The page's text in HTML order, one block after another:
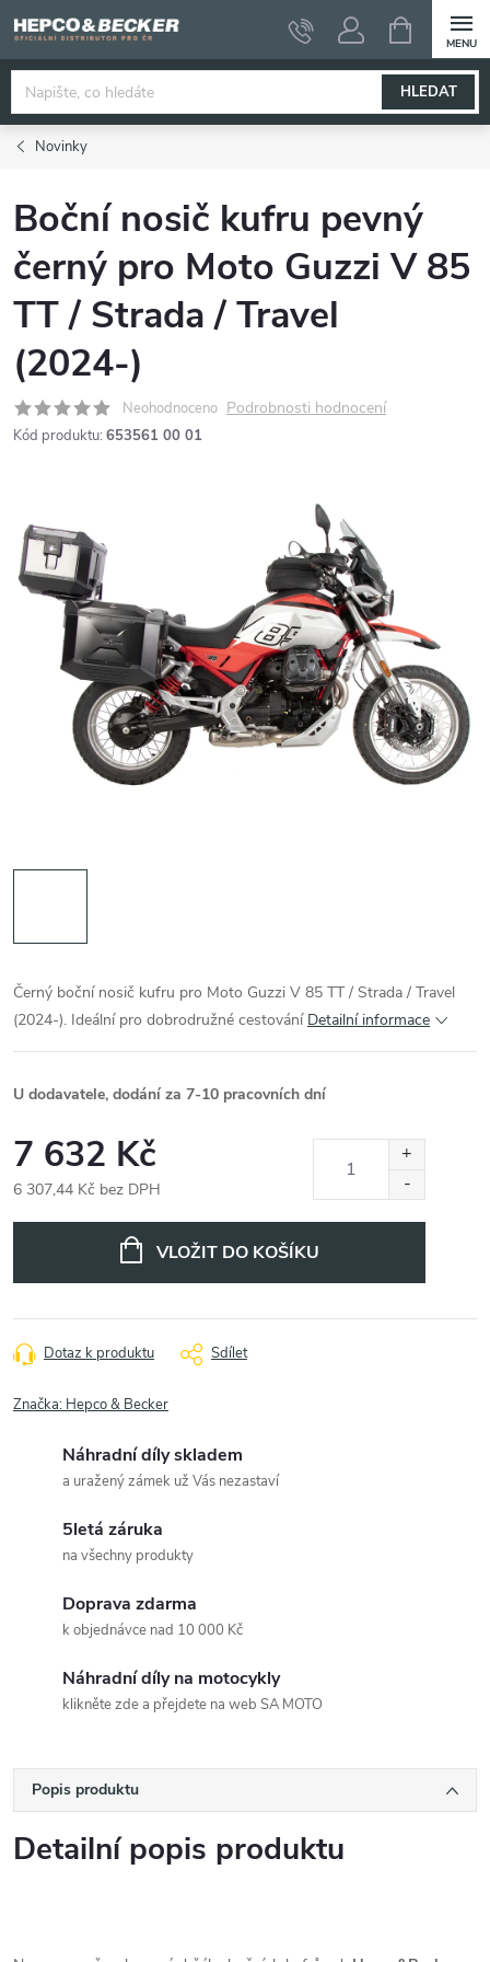
na
obsah
HLEDAT
NÁKUPNÍ
KOŠÍK
Novinky
Boční nosič kufru pevný
černý pro Moto Guzzi V 85
TT / Strada / Travel
(2024-)
Neohodnoceno Podrobnosti hodnocení
Kód produktu: 653561 00 01
Černý boční nosič kufru pro Moto Guzzi V 85 TT / Strada / Travel
(2024-). Ideální pro dobrodružné cestování Detailní informace
U dodavatele, dodání za 7-10 pracovních dní
7 632 Kč
6 307,44 Kč bez DPH
VLOŽIT DO KOŠÍKU
Dotaz k produktu Sdílet
Značka: Hepco & Becker
Náhradní díly skladem
a uražený zámek už Vás nezastaví
5letá záruka
na všechny produkty
Doprava zdarma
k objednávce nad 10 000 Kč
Náhradní díly na motocykly
klikněte zde a přejdete na web SA MOTO
Popis produktu
Detailní popis produktu